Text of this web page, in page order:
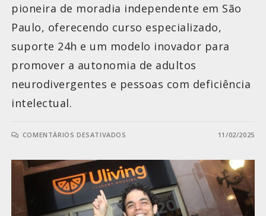
pioneira de moradia independente em São
Paulo, oferecendo curso especializado,
suporte 24h e um modelo inovador para
promover a autonomia de adultos
neurodivergentes e pessoas com deficiência
intelectual.
COMENTÁRIOS DESATIVADOS 11/02/2025